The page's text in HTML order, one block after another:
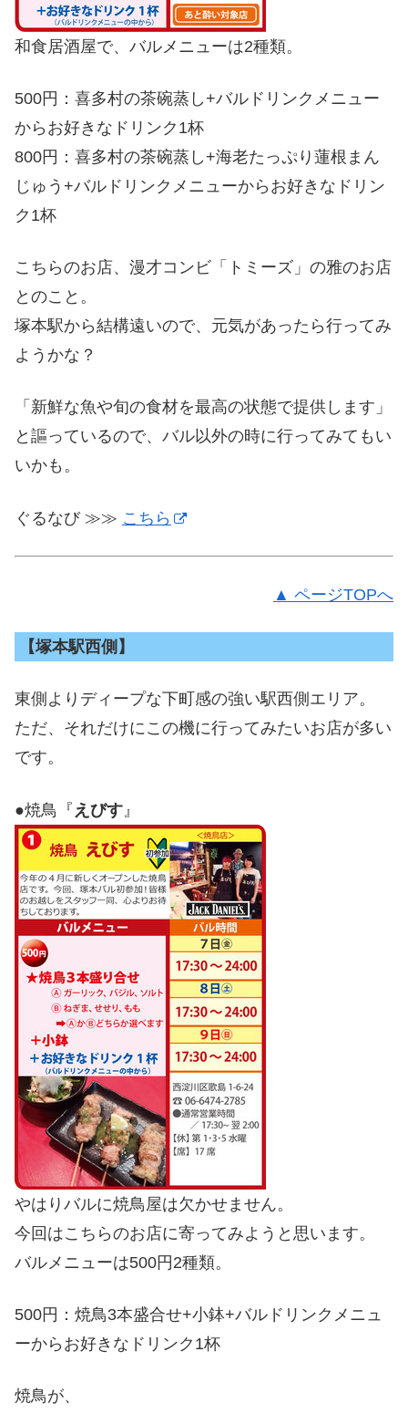
和食居酒屋で、バルメニューは2種類。
500円：喜多村の茶碗蒸し+バルドリンクメニュー
からお好きなドリンク1杯
800円：喜多村の茶碗蒸し+海老たっぷり蓮根まん
じゅう+バルドリンクメニューからお好きなドリン
ク1杯
こちらのお店、漫才コンビ「トミーズ」の雅のお店
とのこと。
塚本駅から結構遠いので、元気があったら行ってみ
ようかな？
「新鮮な魚や旬の食材を最高の状態で提供します」
と謳っているので、バル以外の時に行ってみてもい
いかも。
ぐるなび ≫≫ こちら
▲ ページTOPへ
【塚本駅西側】
東側よりディープな下町感の強い駅西側エリア。
ただ、それだけにこの機に行ってみたいお店が多い
です。
●焼鳥『 えびす 』
やはりバルに焼鳥屋は欠かせません。
今回はこちらのお店に寄ってみようと思います。
バルメニューは500円2種類。
500円：焼鳥3本盛合せ+小鉢+バルドリンクメニュ
ーからお好きなドリンク1杯
焼鳥が、